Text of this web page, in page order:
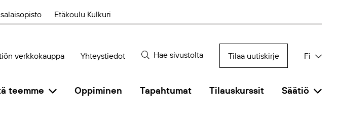
Etäkoulu Kulkuri
verkkokauppa Yhteystiedot Hae sivustolta Tilaa uutiskirje Fi
teemme Oppiminen Tapahtumat Tilauskurssit Säätiö